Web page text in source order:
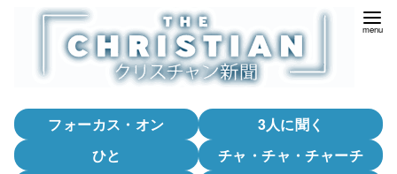
フォーカス・オン
3人に聞く
ひと
チャ・チャ・チャーチ